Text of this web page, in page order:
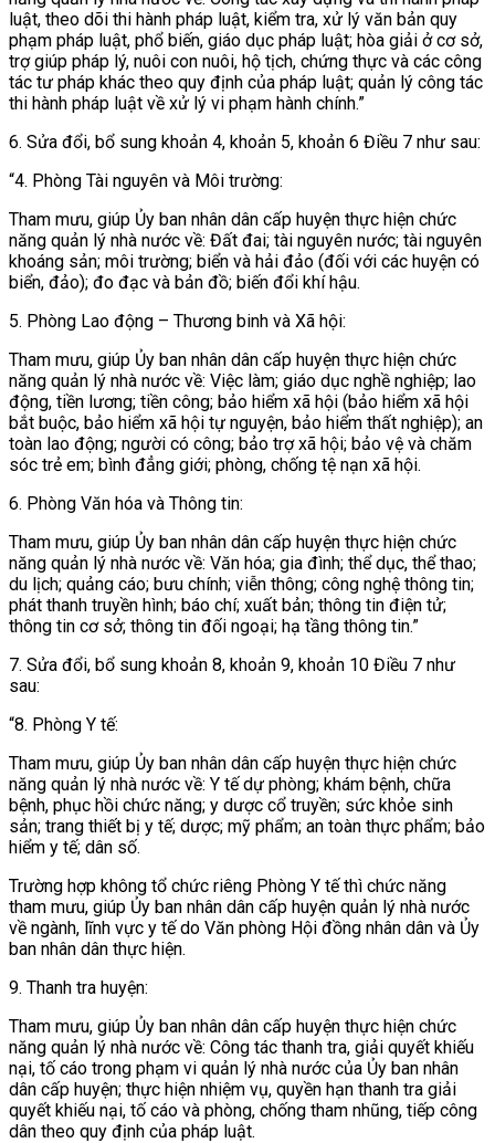
luật, theo dõi thi hành pháp luật, kiểm tra, xử lý văn bản quy
phạm pháp luật, phổ biến, giáo dục pháp luật; hòa giải ở cơ sở,
trợ giúp pháp lý, nuôi con nuôi, hộ tịch, chứng thực và các công
tác tư pháp khác theo quy định của pháp luật; quản lý công tác
thi hành pháp luật về xử lý vi phạm hành chính.”
6. Sửa đổi, bổ sung khoản 4, khoản 5, khoản 6 Điều 7 như sau:
“4. Phòng Tài nguyên và Môi trường:
Tham mưu, giúp Ủy ban nhân dân cấp huyện thực hiện chức
năng quản lý nhà nước về: Đất đai; tài nguyên nước; tài nguyên
khoáng sản; môi trường; biển và hải đảo (đối với các huyện có
biển, đảo); đo đạc và bản đồ; biến đổi khí hậu.
5. Phòng Lao động – Thương binh và Xã hội:
Tham mưu, giúp Ủy ban nhân dân cấp huyện thực hiện chức
năng quản lý nhà nước về: Việc làm; giáo dục nghề nghiệp; lao
động, tiền lương; tiền công; bảo hiểm xã hội (bảo hiểm xã hội
bắt buộc, bảo hiểm xã hội tự nguyện, bảo hiểm thất nghiệp); an
toàn lao động; người có công; bảo trợ xã hội; bảo vệ và chăm
sóc trẻ em; bình đẳng giới; phòng, chống tệ nạn xã hội.
6. Phòng Văn hóa và Thông tin:
Tham mưu, giúp Ủy ban nhân dân cấp huyện thực hiện chức
năng quản lý nhà nước về: Văn hóa; gia đình; thể dục, thể thao;
du lịch; quảng cáo; bưu chính; viễn thông; công nghệ thông tin;
phát thanh truyền hình; báo chí; xuất bản; thông tin điện tử;
thông tin cơ sở; thông tin đối ngoại; hạ tầng thông tin.”
7. Sửa đổi, bổ sung khoản 8, khoản 9, khoản 10 Điều 7 như
sau:
“8. Phòng Y tế:
Tham mưu, giúp Ủy ban nhân dân cấp huyện thực hiện chức
năng quản lý nhà nước về: Y tế dự phòng; khám bệnh, chữa
bệnh, phục hồi chức năng; y dược cổ truyền; sức khỏe sinh
sản; trang thiết bị y tế; dược; mỹ phẩm; an toàn thực phẩm; bảo
hiểm y tế; dân số.
Trường hợp không tổ chức riêng Phòng Y tế thì chức năng
tham mưu, giúp Ủy ban nhân dân cấp huyện quản lý nhà nước
về ngành, lĩnh vực y tế do Văn phòng Hội đồng nhân dân và Ủy
ban nhân dân thực hiện.
9. Thanh tra huyện:
Tham mưu, giúp Ủy ban nhân dân cấp huyện thực hiện chức
năng quản lý nhà nước về: Công tác thanh tra, giải quyết khiếu
nại, tố cáo trong phạm vi quản lý nhà nước của Ủy ban nhân
dân cấp huyện; thực hiện nhiệm vụ, quyền hạn thanh tra giải
quyết khiếu nại, tố cáo và phòng, chống tham nhũng, tiếp công
dân theo quy định của pháp luật.